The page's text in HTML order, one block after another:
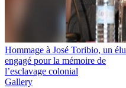
Hommage à José Toribio, un élu
engagé pour la mémoire de
l’esclavage colonial
Gallery